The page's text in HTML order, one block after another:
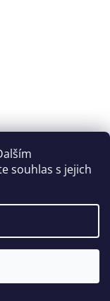
souhlas s jejich
vyhrazena.